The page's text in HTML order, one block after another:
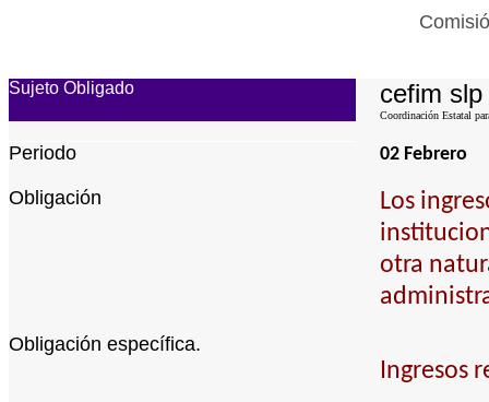
Sujeto Obligado cefim slp
Coordinación Estatal
Periodo 02 Febrero
Obligación
Los
otra
Obligación específica.
Ingresos